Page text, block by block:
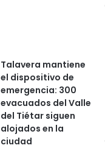
Talavera mantiene
el dispositivo de
emergencia: 300
evacuados del Valle
del Tiétar siguen
alojados en la
ciudad